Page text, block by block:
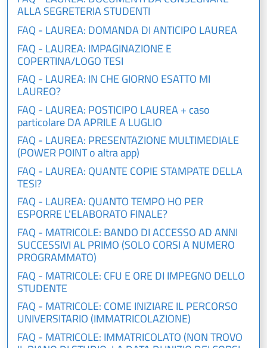
ALLA SEGRETERIA STUDENTI
FAQ - LAUREA: DOMANDA DI ANTICIPO LAUREA
FAQ - LAUREA: IMPAGINAZIONE E
COPERTINA/LOGO TESI
FAQ - LAUREA: IN CHE GIORNO ESATTO MI
LAUREO?
FAQ - LAUREA: POSTICIPO LAUREA + caso
particolare DA APRILE A LUGLIO
FAQ - LAUREA: PRESENTAZIONE MULTIMEDIALE
(POWER POINT o altra app)
FAQ - LAUREA: QUANTE COPIE STAMPATE DELLA
TESI?
FAQ - LAUREA: QUANTO TEMPO HO PER
ESPORRE L'ELABORATO FINALE?
FAQ - MATRICOLE: BANDO DI ACCESSO AD ANNI
SUCCESSIVI AL PRIMO (SOLO CORSI A NUMERO
PROGRAMMATO)
FAQ - MATRICOLE: CFU E ORE DI IMPEGNO DELLO
STUDENTE
FAQ - MATRICOLE: COME INIZIARE IL PERCORSO
UNIVERSITARIO (IMMATRICOLAZIONE)
FAQ - MATRICOLE: IMMATRICOLATO (NON TROVO